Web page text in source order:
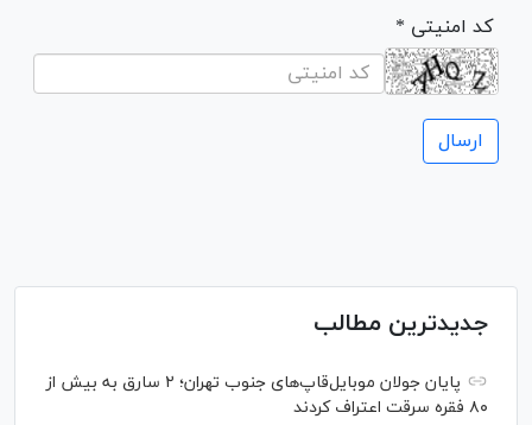
* کد امنیتی
جدیدترین مطالب
پایان جولان موبایل‌قاپ‌های جنوب تهران؛ ۲ سارق به بیش از
۸۰ فقره سرقت اعتراف کردند